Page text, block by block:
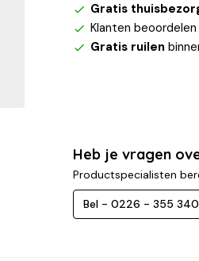
Gratis
Klanten
Gratis ruilen
Heb je vragen
Productspecialisten
Bel - 0226 - 355 340